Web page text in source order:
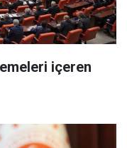
içeren